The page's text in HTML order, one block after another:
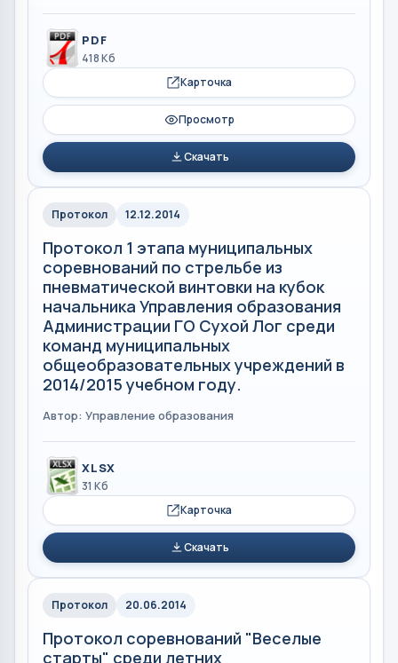
PDF
418 Кб
Карточка
Просмотр
Скачать
Протокол 12.12.2014
Протокол 1 этапа муниципальных
соревнований по стрельбе из
пневматической винтовки на кубок
начальника Управления образования
Администрации ГО Сухой Лог среди
команд муниципальных
общеобразовательных учреждений в
2014/2015 учебном году.
Автор: Управление образования
XLSX
31 Кб
Карточка
Скачать
Протокол 20.06.2014
Протокол соревнований "Веселые
старты" среди летних